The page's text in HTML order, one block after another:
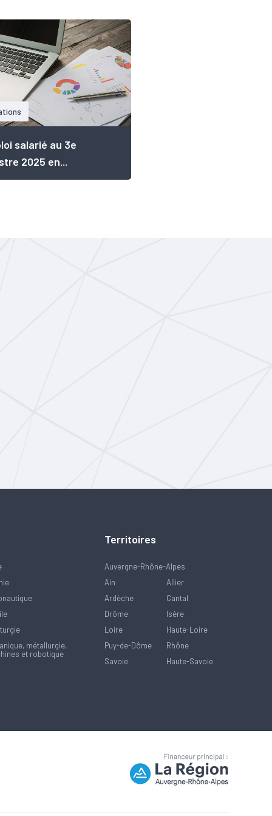
salarié au 3e
2025 en...
métallurgie,
et robotique
Territoires
Auvergne-Rhône-Alpes
Ain
Allier
Ardèche
Cantal
Drôme
Isère
Loire
Haute-Loire
Puy-de-Dôme
Rhône
Savoie
Haute-Savoie